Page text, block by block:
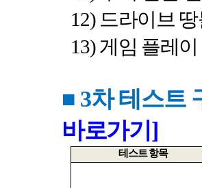
12) 드라이브
13)게임 플레
■ 3차 테스트
바로가기]
테스트 항목